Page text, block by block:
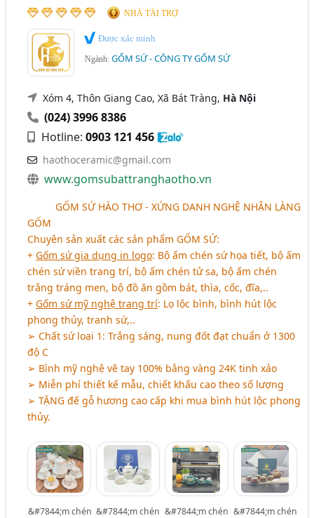
NHÀ TÀI TRỢ
Được xác minh
Ngành:GỐM SỨ - CÔNG TY GỐM SỨ
Xóm 4, Thôn Giang Cao, Xã Bát Tràng, Hà Nội
(024) 3996 8386
Hotline:0903 121 456
haothoceramic@gmail.com
www.gomsubattranghaotho.vn
aaaaaGỐM SỨ HÀO THƠ - XỨNG DANH NGHỆ NHÂN LÀNG
GỐM
Chuyên sản xuất các sản phẩm GỐM SỨ:
+Gốm sứ gia dụng in logo: Bộ ấm chén sứ họa tiết, bộ ấm
chén sứ viền trang trí, bộ ấm chén tử sa, bộ ấm chén
trắng tráng men, bộ đồ ăn gồm bát, thìa, cốc, đĩa,..
+Gốm sứ mỹ nghệ trang trí: Lọ lộc bình, bình hút lộc
phong thủy, tranh sứ,..
➢ Chất sứ loại 1: Trắng sáng, nung đốt đạt chuẩn ở 1300
độ C
➢ Bình mỹ nghệ vẽ tay 100% bằng vàng 24K tinh xảo
➢ Miễn phí thiết kế mẫu, chiết khấu cao theo số lượng
➢ TẶNG đế gỗ hương cao cấp khi mua bình hút lộc phong
thủy.
&#7844;m chén &#7844;m chén &#7844;m chén &#7844;m chén